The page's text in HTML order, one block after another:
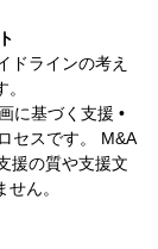
ドラインの考え
に基づく支援 •
セスです。 M&A
援の質や支援文
ん。